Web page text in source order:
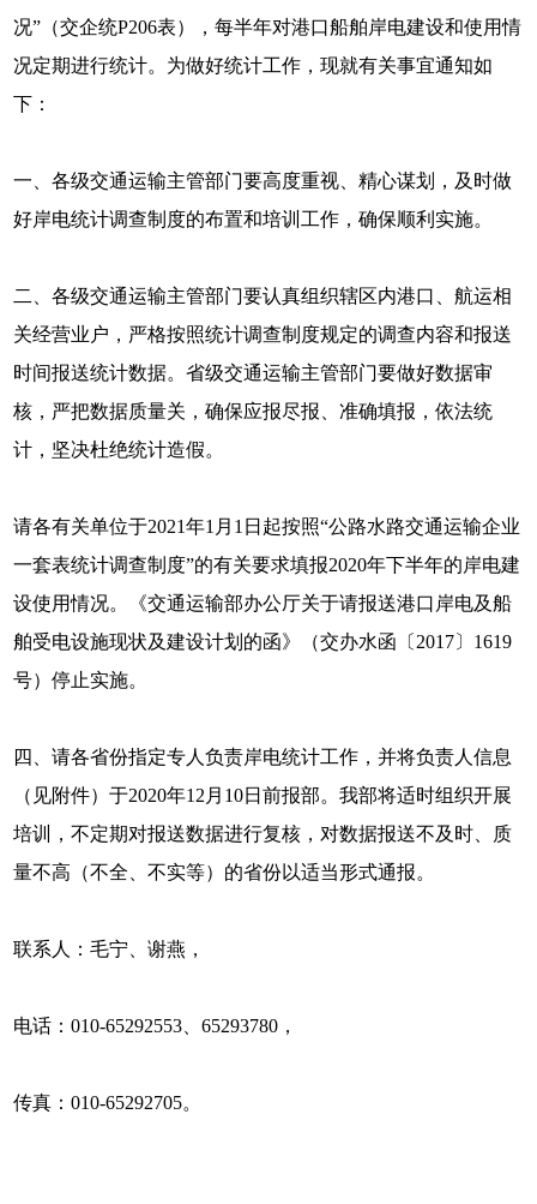
况”（交企统P206表），每半年对港口船舶岸电建设和使用情
况定期进行统计。为做好统计工作，现就有关事宜通知如
下：
一、各级交通运输主管部门要高度重视、精心谋划，及时做
好岸电统计调查制度的布置和培训工作，确保顺利实施。
二、各级交通运输主管部门要认真组织辖区内港口、航运相
关经营业户，严格按照统计调查制度规定的调查内容和报送
时间报送统计数据。省级交通运输主管部门要做好数据审
核，严把数据质量关，确保应报尽报、准确填报，依法统
计，坚决杜绝统计造假。
请各有关单位于2021年1月1日起按照“公路水路交通运输企业
一套表统计调查制度”的有关要求填报2020年下半年的岸电建
设使用情况。《交通运输部办公厅关于请报送港口岸电及船
舶受电设施现状及建设计划的函》（交办水函〔2017〕1619
号）停止实施。
四、请各省份指定专人负责岸电统计工作，并将负责人信息
（见附件）于2020年12月10日前报部。我部将适时组织开展
培训，不定期对报送数据进行复核，对数据报送不及时、质
量不高（不全、不实等）的省份以适当形式通报。
联系人：毛宁、谢燕，
电话：010-65292553、65293780，
传真：010-65292705。